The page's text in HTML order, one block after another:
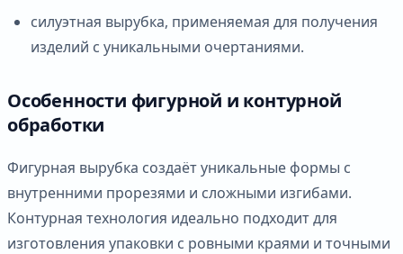
силуэтная вырубка, применяемая для получения
изделий с уникальными очертаниями.
Особенности фигурной и контурной
обработки
Фигурная вырубка создаёт уникальные формы с
внутренними прорезями и сложными изгибами.
Контурная технология идеально подходит для
изготовления упаковки с ровными краями и точными